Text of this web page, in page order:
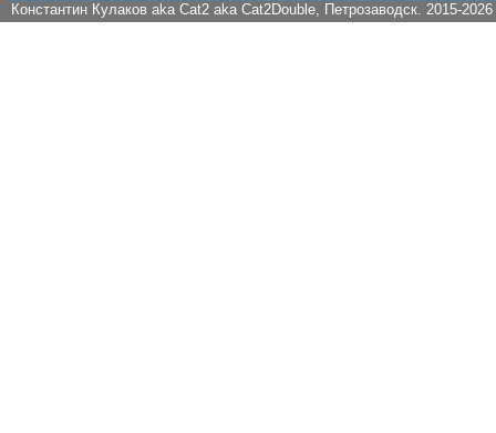
Константин Кулаков aka Cat2 aka Cat2Double, Петрозаводск. 2015-2026